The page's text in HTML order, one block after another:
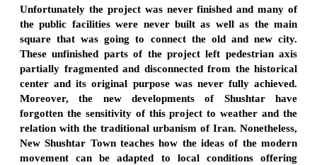
Unfortunately the project was never finished and many of
the public facilities were never built as well as the main
square that was going to connect the old and new city.
These unfinished parts of the project left pedestrian axis
partially fragmented and disconnected from the historical
center and its original purpose was never fully achieved.
Moreover, the new developments of Shushtar have
forgotten the sensitivity of this project to weather and the
relation with the traditional urbanism of Iran. Nonetheless,
New Shushtar Town teaches how the ideas of the modern
movement can be adapted to local conditions offering